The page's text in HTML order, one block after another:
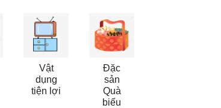
Vật
dụng
tiện lợi
Đặc
sản
Quà
biếu